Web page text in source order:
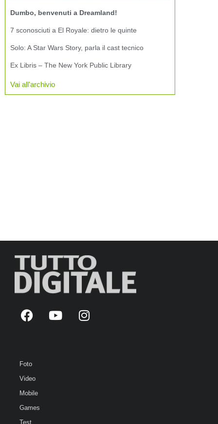
Dumbo, benvenuti a Dreamland!
7 sconosciuti a El Royale: dietro le quinte
Solo: A Star Wars Story, parla il cast tecnico
Ex Libris – The New York Public Library
Vai all'archivio
Foto
Video
Mobile
Games
Test